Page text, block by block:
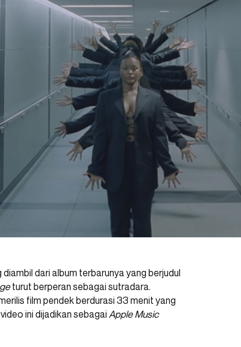
diambil dari album terbarunya yang berjudul
turut berperan sebagai sutradara.
film pendek berdurasi 33 menit yang
ini dijadikan sebagai Apple Music